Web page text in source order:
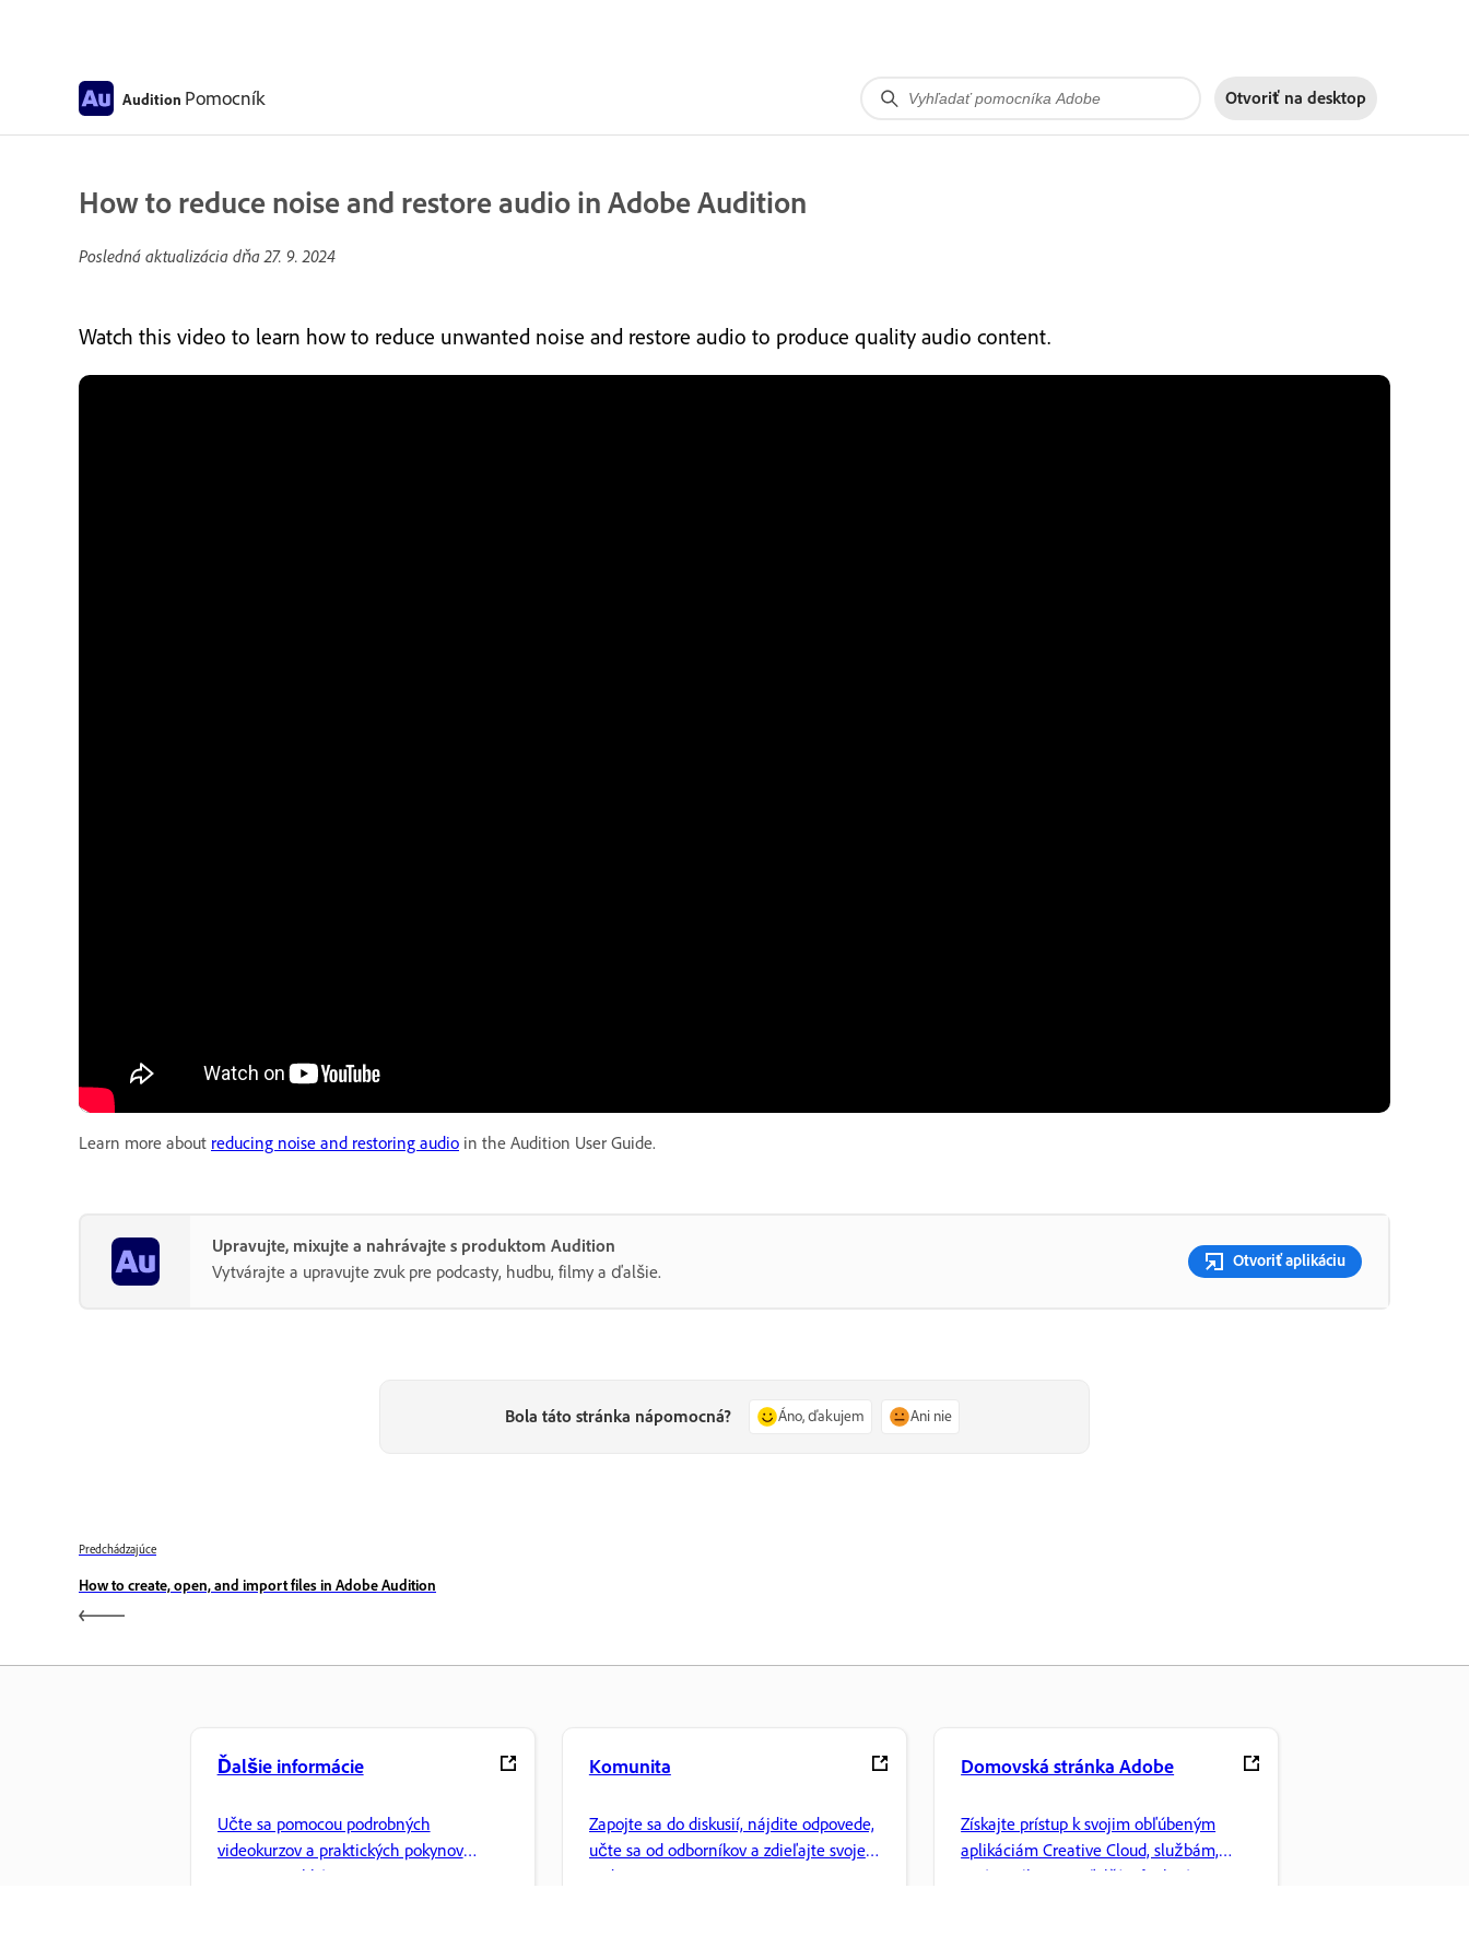
Audition Pomocník Otvoriť na desktop
How to reduce noise and restore audio in Adobe Audition
Posledná aktualizácia dňa27. 9. 2024
Watch this video to learn how to reduce unwanted noise and restore audio to produce quality audio content.
Learn more about reducing noise and restoring audio in the Audition User Guide.
Upravujte, mixujte a nahrávajte s produktom Audition
Vytvárajte a upravujte zvuk pre podcasty, hudbu, filmy a ďalšie.
Otvoriť aplikáciu
Bola táto stránka nápomocná? Áno, ďakujem Ani nie
Predchádzajúce
How to create, open, and import files in Adobe Audition
Ďalšie informácie
Učte sa pomocou podrobných
videokurzov a praktických pokynov
priamo v aplikácii.
Komunita
Zapojte sa do diskusií, nájdite odpovede,
učte sa od odborníkov a zdieľajte svoje
vedomosti.
Domovská stránka Adobe
Získajte prístup k svojim obľúbeným
aplikáciám Creative Cloud, službám,
správe súborov a ďalším funkciám.